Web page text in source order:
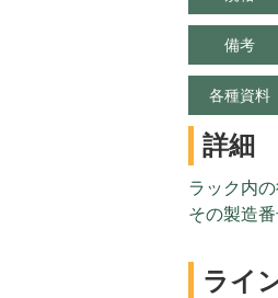
備考
各種資料
詳細
ラック内
その製造
ライ